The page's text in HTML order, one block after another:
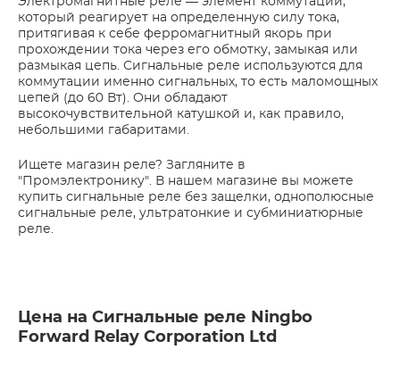
который реагирует на определенную силу тока,
притягивая к себе ферромагнитный якорь при
прохождении тока через его обмотку, замыкая или
размыкая цепь. Сигнальные реле используются для
коммутации именно сигнальных, то есть маломощных
цепей (до 60 Вт). Они обладают
высокочувствительной катушкой и, как правило,
небольшими габаритами.
Ищете магазин реле? Загляните в
"Промэлектронику". В нашем магазине вы можете
купить сигнальные реле без защелки, однополюсные
сигнальные реле, ультратонкие и субминиатюрные
реле.
Цена на Сигнальные реле Ningbo
Forward Relay Corporation Ltd